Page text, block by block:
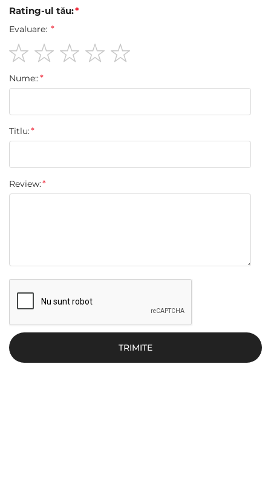
Rating-ul tău:
Evaluare:
star
stars
stars
stars
stars
Nume::
Titlu:
Review:
TRIMITE